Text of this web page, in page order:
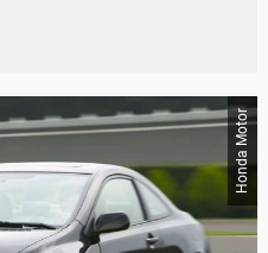
Honda Motor